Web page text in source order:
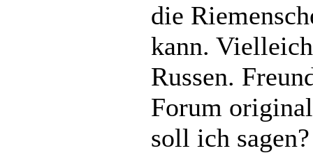
die
kann.
Russen.
Forum
soll ich